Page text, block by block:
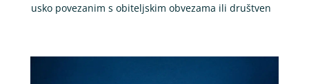
usko povezanim s obiteljskim obvezama ili društven